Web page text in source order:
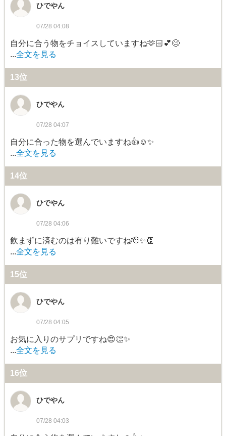
ひでやん
07/28 04:08
自分に合う物をチョイスしていますね🫶🏻️︎💕😊
...全文を見る
13位
ひでやん
07/28 04:07
自分に合った物を選んでいますね👍☺️✨
...全文を見る
14位
ひでやん
07/28 04:06
飲まずに済むのは有り難いですね🫡✨👏
...全文を見る
15位
ひでやん
07/28 04:05
お気に入りのサプリですね😍👏✨
...全文を見る
16位
ひでやん
07/28 04:03